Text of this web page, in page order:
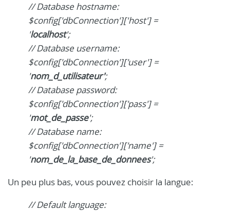
// Database hostname:
$config['dbConnection']['host'] =
'localhost';
// Database username:
$config['dbConnection']['user'] =
'nom_d_utilisateur';
// Database password:
$config['dbConnection']['pass'] =
'mot_de_passe';
// Database name:
$config['dbConnection']['name'] =
'nom_de_la_base_de_donnees';
Un peu plus bas, vous pouvez choisir la langue:
// Default language: